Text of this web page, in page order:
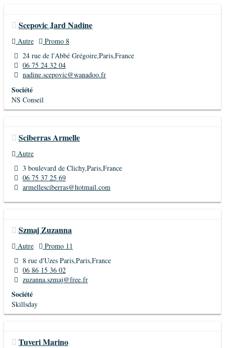
Scepovic Jard Nadine
Autre
Promo 8
24 rue de l'Abbé Grégoire,Paris,France
06 75 24 32 04
nadine.scepovic@wanadoo.fr
Société
NS Conseil
Sciberras Armelle
Autre
3 boulevard de Clichy,Paris,France
06 75 37 25 69
armellesciberras@hotmail.com
Szmaj Zuzanna
Autre
Promo 11
8 rue d'Uzes Paris,Paris,France
06 86 15 36 02
zuzanna.szmaj@free.fr
Société
Skillsday
Tuveri Marino